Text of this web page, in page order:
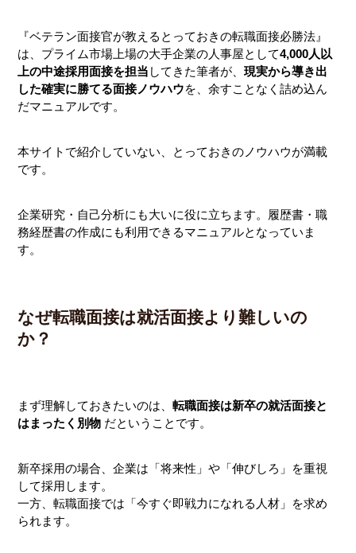
『ベテラン面接官が教えるとっておきの転職面接必勝法』
は、プライム市場上場の大手企業の人事屋として4,000人以
上の中途採用面接を担当 してきた筆者が、現実から導き出
した確実に勝てる面接ノウハウを、余すことなく詰め込ん
だマニュアルです。
本サイトで紹介していない、とっておきのノウハウが満載
です。
企業研究・自己分析にも大いに役に立ちます。履歴書・職
務経歴書の作成にも利用できるマニュアルとなっていま
す。
なぜ転職面接は就活面接より難しいの
か？
まず理解しておきたいのは、転職面接は新卒の就活面接と
はまったく別物 だということです。
新卒採用の場合、企業は「将来性」や「伸びしろ」を重視
して採用します。
一方、転職面接では「今すぐ即戦力になれる人材」を求め
られます。